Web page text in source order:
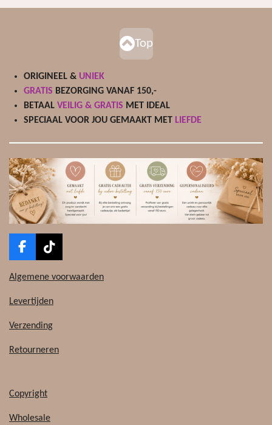
Top
ORIGINEEL & UNIEK
GRATIS BEZORGING VANAF 150,-
BETAAL VEILIG & GRATIS MET IDEAL
SPECIAAL VOOR JOU GEMAAKT MET LIEFDE
F
c
b
o
T
k
o
Algemene voorwaarden
Levertijden
Verzending
Retourneren
Copyright
Wholesale